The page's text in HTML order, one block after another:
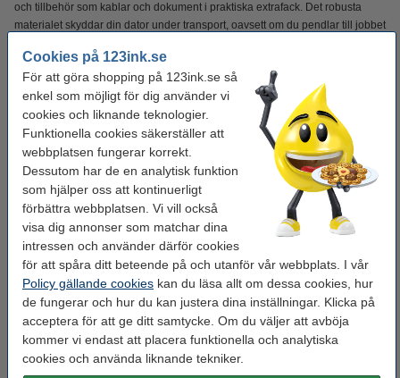
Cookies på 123ink.se
För att göra shopping på 123ink.se så
enkel som möjligt för dig använder vi
cookies och liknande teknologier.
Funktionella cookies säkerställer att
webbplatsen fungerar korrekt.
Dessutom har de en analytisk funktion
som hjälper oss att kontinuerligt
förbättra webbplatsen. Vi vill också
visa dig annonser som matchar dina
intressen och använder därför cookies
för att spåra ditt beteende på och utanför vår webbplats. I vår
Policy gällande cookies kan du läsa allt om dessa cookies, hur
de fungerar och hur du kan justera dina inställningar. Klicka på
acceptera för att ge ditt samtycke. Om du väljer att avböja
kommer vi endast att placera funktionella och analytiska
cookies och använda liknande tekniker.
och tillbehör som kablar och dokument i praktiska extrafack. Det robusta
materialet skyddar din dator under transport, oavsett om du pendlar till jobbet
justerbara axelremmen, vilket gör den till ett flexibelt och professionellt val för
vardagsbruk.
Specifikationer
Varumärke: Kensington
Typ: laptopväska
Mått: 64 x 406 x 292 mm
Färg: svart
Sort: axelväska
Laptopstorlek: 16 tum